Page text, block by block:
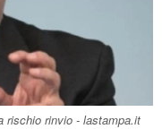
rischio rinvio - lastampa.it